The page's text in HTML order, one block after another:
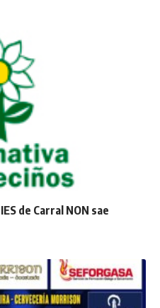
de Carral NON sae